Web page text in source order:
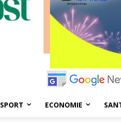
SPORT ECONOMIE